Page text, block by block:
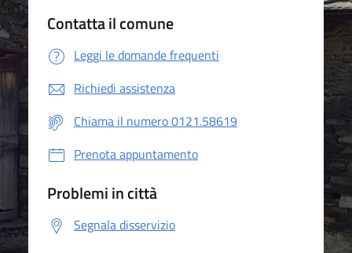
Contatta il comune
Leggi le domande frequenti
Richiedi assistenza
Chiama il numero 0121.58619
Prenota appuntamento
Problemi in città
Segnala disservizio